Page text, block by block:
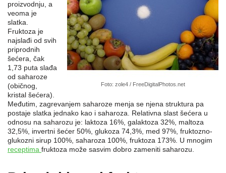
Foto: zole4 / FreeDigitalPhotos.net
proizvodnju, a
veoma je
slatka.
Fruktoza je
najslađi od svih
priprodnih
šećera, čak
1,73 puta slađa
od saharoze
(običnog,
kristal šećera).
Međutim, zagrevanjem saharoze menja se njena struktura pa
postaje slatka jednako kao i saharoza. Relativna slast šećera u
odnosu na saharozu je: laktoza 16%, galaktoza 32%, maltoza
32,5%, invertni šećer 50%, glukoza 74,3%, med 97%, fruktozno-
glukozni sirup 100%, saharoza 100%, fruktoza 173%. U mnogim
receptima fruktoza može sasvim dobro zameniti saharozu.